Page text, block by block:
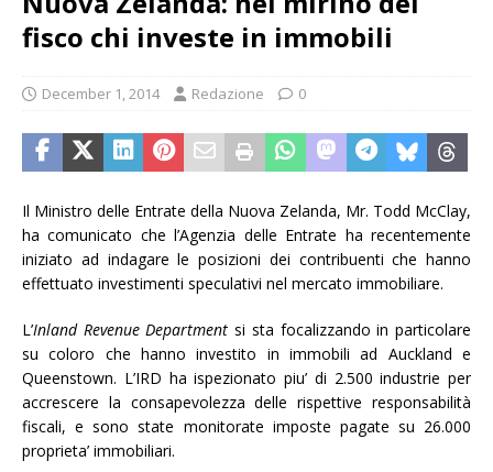
fisco chi investe in immobili
December 1, 2014 Redazione 0
Il Ministro delle Entrate della Nuova Zelanda, Mr. Todd McClay,
ha comunicato che l’Agenzia delle Entrate ha recentemente
iniziato ad indagare le posizioni dei contribuenti che hanno
effettuato investimenti speculativi nel mercato immobiliare.
L’Inland Revenue Departmentsi sta focalizzando in particolare
su coloro che hanno investito in immobili ad Auckland e
Queenstown. L’IRD ha ispezionato piu’ di 2.500 industrie per
accrescere la consapevolezza delle rispettive responsabilità
fiscali, e sono state monitorate imposte pagate su 26.000
proprieta’ immobiliari.